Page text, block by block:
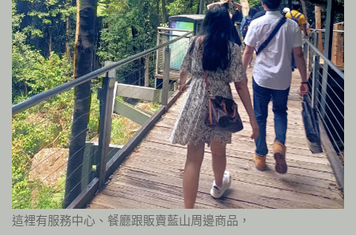
這裡有服務中心、餐廳跟販賣藍山周邊商品，